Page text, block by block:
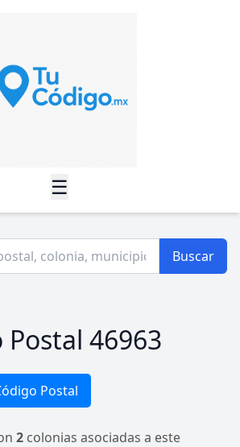
☰
Buscar
Postal 46963
Postal
2 colonias asociadas a este